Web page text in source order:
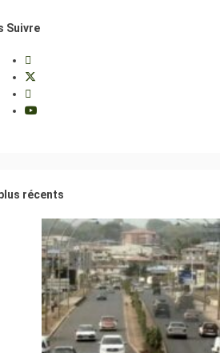
Suivre
récents